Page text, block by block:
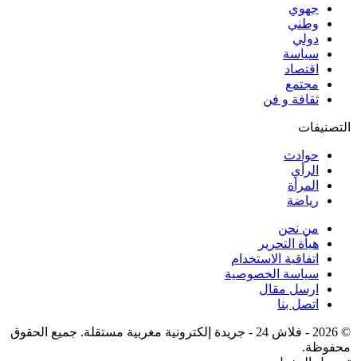
جهوي
وطني
دولي
سياسة
اقتصاد
مجتمع
ثقافة و فن
التصنيفات
حوادث
الرأي
المرأة
رياضة
من نحن
هيأة التحرير
اتفاقية الاستخدام
سياسة الخصوصية
ارسل مقال
اتصل بنا
© 2026 - فلاش 24 - جريدة إلكترونية مغربية مستقلة. جميع الحقوق
محفوظة.